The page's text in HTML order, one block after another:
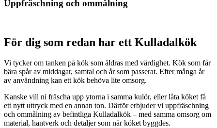
Uppfräschning och ommålning
För dig som redan har ett Kulladalkök
Vi tycker om tanken på kök som åldras med värdighet. Kök som får
bära spår av middagar, samtal och år som passerat. Efter många år
av användning kan ett kök behöva lite omsorg.
Kanske vill ni fräscha upp ytorna i samma kulör, eller låta köket få
ett nytt uttryck med en annan ton. Därför erbjuder vi uppfräschning
och ommålning av befintliga Kulladalkök – med samma omsorg om
material, hantverk och detaljer som när köket byggdes.